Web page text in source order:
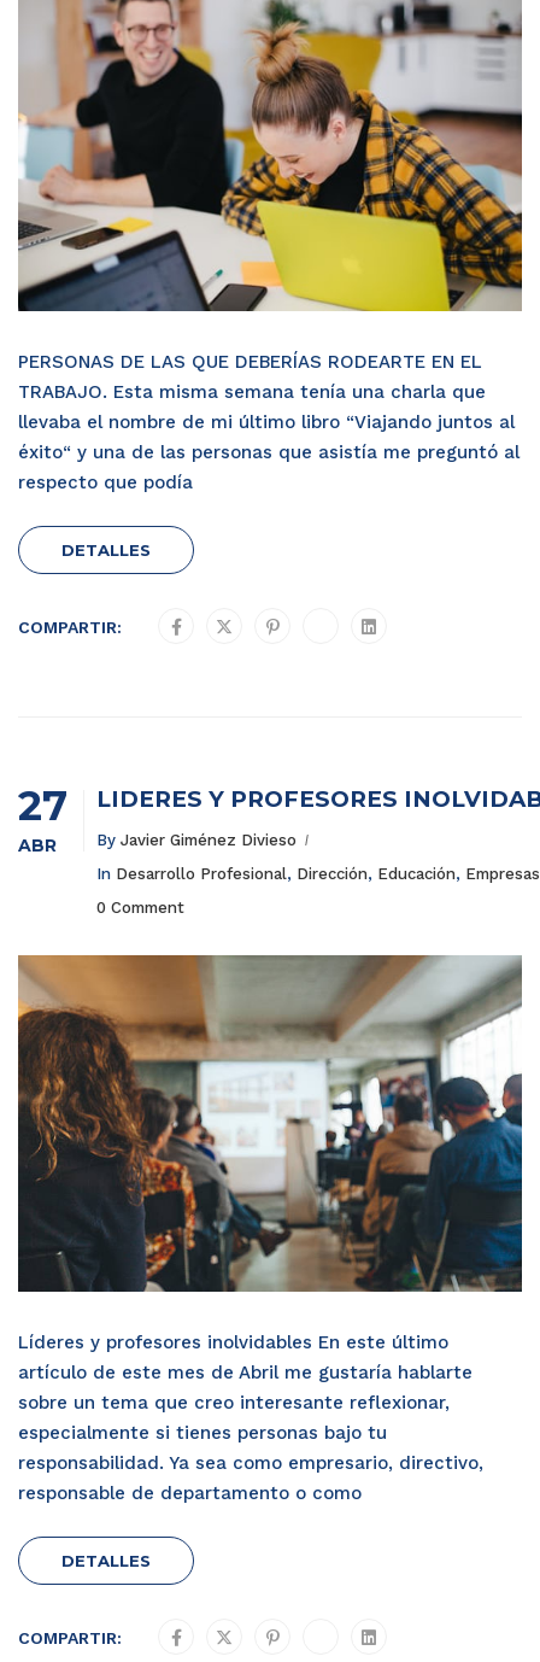
PERSONAS DE LAS QUE DEBERÍAS RODEARTE EN EL
TRABAJO. Esta misma semana tenía una charla que
llevaba el nombre de mi último libro “Viajando juntos al
éxito“ y una de las personas que asistía me preguntó al
respecto que podía
DETALLES
COMPARTIR:
27
ABR
LÍDERES Y PROFESORES
By Javier Giménez Divieso
In Desarrollo Profesional, Dirección, Educación, Empresas
0 Comment
Líderes y profesores inolvidables En este último
artículo de este mes de Abril me gustaría hablarte
sobre un tema que creo interesante reflexionar,
especialmente si tienes personas bajo tu
responsabilidad. Ya sea como empresario, directivo,
responsable de departamento o como
DETALLES
COMPARTIR: